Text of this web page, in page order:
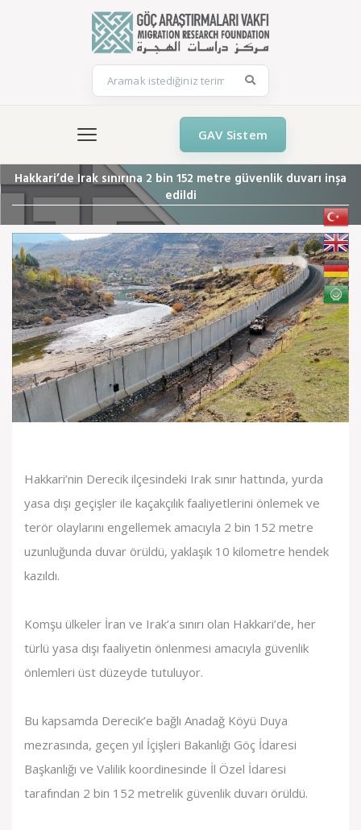
GAV Sistem
Hakkari’de Irak sınırına 2 bin 152 metre güvenlik duvarı inşa
edildi
Hakkari’nin Derecik ilçesindeki Irak sınır hattında, yurda
yasa dışı geçişler ile kaçakçılık faaliyetlerini önlemek ve
terör olaylarını engellemek amacıyla 2 bin 152 metre
uzunluğunda duvar örüldü, yaklaşık 10 kilometre hendek
kazıldı.
Komşu ülkeler İran ve Irak’a sınırı olan Hakkari’de, her
türlü yasa dışı faaliyetin önlenmesi amacıyla güvenlik
önlemleri üst düzeyde tutuluyor.
Bu kapsamda Derecik’e bağlı Anadağ Köyü Duya
mezrasında, geçen yıl İçişleri Bakanlığı Göç İdaresi
Başkanlığı ve Valilik koordinesinde İl Özel İdaresi
tarafından 2 bin 152 metrelik güvenlik duvarı örüldü.